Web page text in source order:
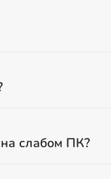
слабом ПК?